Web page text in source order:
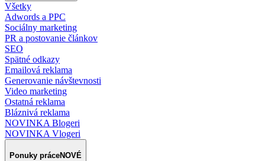
Všetky
Adwords a PPC
Sociálny marketing
PR a postovanie článkov
SEO
Spätné odkazy
Emailová reklama
Generovanie návštevnosti
Video marketing
Ostatná reklama
Bláznivá reklama
NOVINKA Blogeri
NOVINKA Vlogeri
Ponuky práceNOVÉ